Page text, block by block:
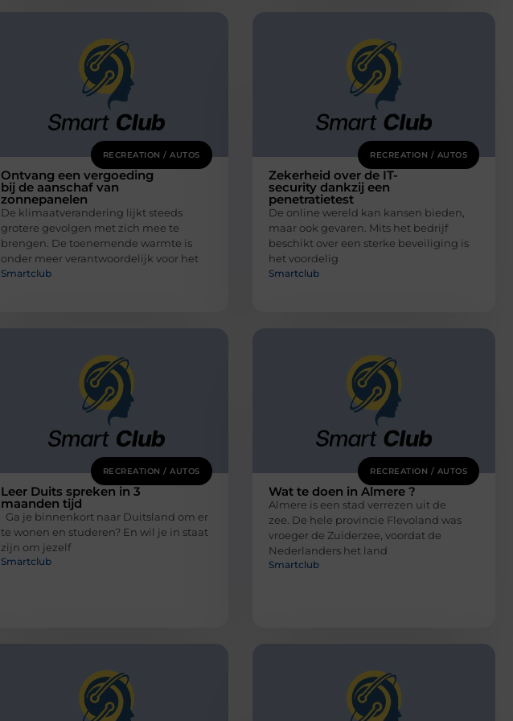
RECREATION / AUTOS
Ontvang een vergoeding
bij de aanschaf van
zonnepanelen
De klimaatverandering lijkt steeds
grotere gevolgen met zich mee te
brengen. De toenemende warmte is
onder meer verantwoordelijk voor het
Smartclub
RECREATION / AUTOS
Zekerheid over de IT-
security dankzij een
penetratietest
De online wereld kan kansen bieden,
maar ook gevaren. Mits het bedrijf
beschikt over een sterke beveiliging is
het voordelig
Smartclub
RECREATION / AUTOS
Leer Duits spreken in 3
maanden tijd
Ga je binnenkort naar Duitsland om er
te wonen en studeren? En wil je in staat
zijn om jezelf
Smartclub
RECREATION / AUTOS
Wat te doen in Almere ?
Almere is een stad verrezen uit de
zee. De hele provincie Flevoland was
vroeger de Zuiderzee, voordat de
Nederlanders het land
Smartclub